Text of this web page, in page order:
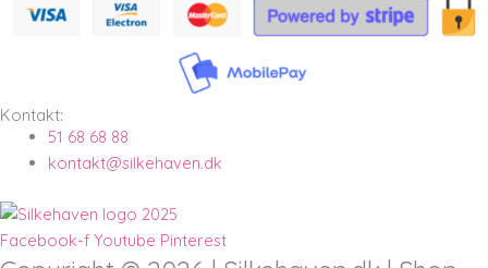
Kontakt:
51 68 68 88
kontakt@silkehaven.dk
Facebook-f Youtube Pinterest